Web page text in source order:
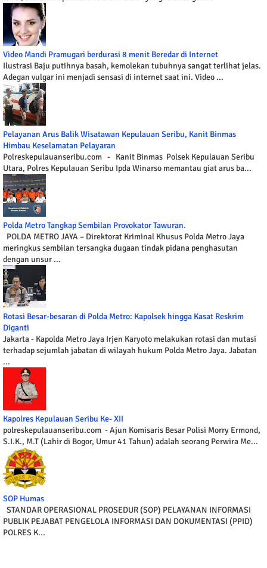
Video Mandi Pramugari berdurasi 8 menit Beredar di Internet
Ilustrasi Baju putihnya basah, kemolekan tubuhnya sangat terlihat jelas.
Adegan vulgar ini menjadi sensasi di internet saat ini. Video ...
Pelayanan Arus Balik Wisatawan Kepulauan Seribu, Kanit Binmas
Himbau Keselamatan Pelayaran
Polreskepulauanseribu.com - Kanit Binmas Polsek Kepulauan Seribu
Utara, Polres Kepulauan Seribu Ipda Winarso memantau giat arus ba...
Polda Metro Tangkap Sembilan Provokator Tawuran.
POLDA METRO JAYA – Direktorat Kriminal Khusus Polda Metro Jaya
meringkus sembilan tersangka dugaan tindak pidana penghasutan
dengan unsur ...
Rotasi Besar-besaran di Polda Metro: Kapolsek hingga Kasat Reskrim
Diganti
Jakarta - Kapolda Metro Jaya Irjen Karyoto melakukan rotasi dan mutasi
terhadap sejumlah jabatan di wilayah hukum Polda Metro Jaya. Jabatan
...
Kapolres Kepulauan Seribu Ke- XII
polreskepulauanseribu.com - Ajun Komisaris Besar Polisi Morry Ermond,
S.I.K., M.T (Lahir di Bogor, Umur 41 Tahun) adalah seorang Perwira Me...
SOP Humas
STANDAR OPERASIONAL PROSEDUR (SOP) PELAYANAN INFORMASI
PUBLIK PEJABAT PENGELOLA INFORMASI DAN DOKUMENTASI (PPID)
POLRES K...